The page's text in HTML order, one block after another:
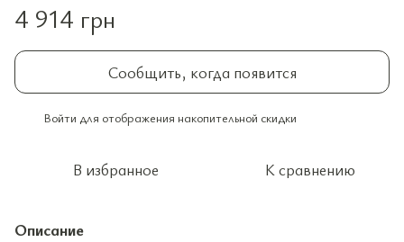
4 914 грн
Сообщить, когда появится
Войти для отображения накопительной скидки
В избранное К сравнению
Описание